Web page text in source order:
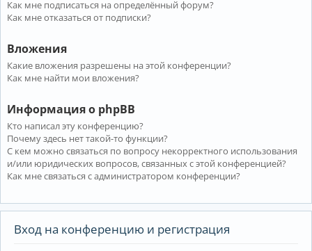
Как мне подписаться на определённый форум?
Как мне отказаться от подписки?
Вложения
Какие вложения разрешены на этой конференции?
Как мне найти мои вложения?
Информация о phpBB
Кто написал эту конференцию?
Почему здесь нет такой-то функции?
С кем можно связаться по вопросу некорректного использования
и/или юридических вопросов, связанных с этой конференцией?
Как мне связаться с администратором конференции?
Вход на конференцию и регистрация